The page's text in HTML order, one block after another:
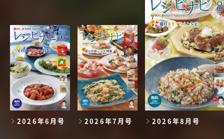
2026年6月号 2026年7月号 2026年8月号